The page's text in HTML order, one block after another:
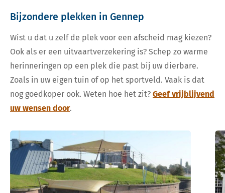
Bijzondere plekken in Gennep
Wist u dat u zelf de plek voor een afscheid mag kiezen?
Ook als er een uitvaartverzekering is? Schep zo warme
herinneringen op een plek die past bij uw dierbare.
Zoals in uw eigen tuin of op het sportveld. Vaak is dat
nog goedkoper ook. Weten hoe het zit? Geef vrijblijvend
uw wensen door.